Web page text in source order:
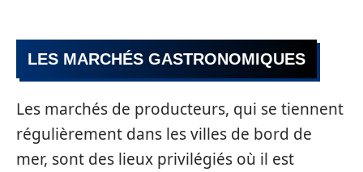
LES MARCHÉS GASTRONOMIQUES
Les marchés de producteurs, qui se tiennent
régulièrement dans les villes de bord de
mer, sont des lieux privilégiés où il est